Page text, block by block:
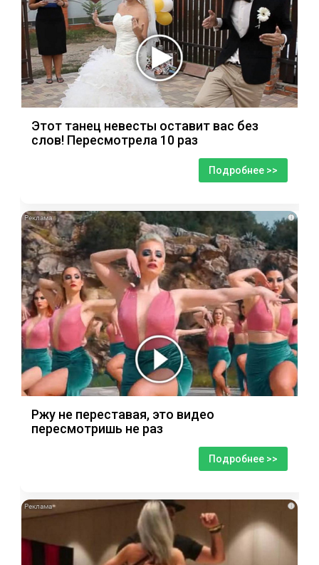
Этот танец невесты оставит вас без
слов! Пересмотрела 10 раз
Подробнее >>
i
Ржу не переставая, это видео
пересмотришь не раз
Подробнее >>
i